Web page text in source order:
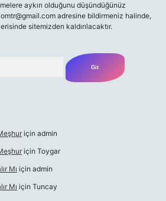
aykırı olduğunu düşündüğünüz
adresine bildirmeniz halinde,
sitemizden kaldırılacaktır.
için admin
için Toygar
Mı için admin
Mı için Tuncay